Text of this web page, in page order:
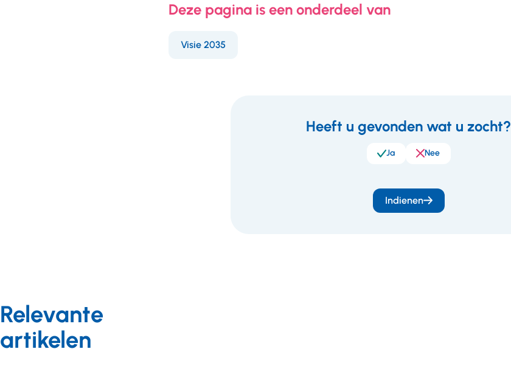
Deze pagina is een onderdeel van
Visie 2035
Heeft u gevonden wat u zocht?
Ja Nee
Indienen
Relevante
artikelen